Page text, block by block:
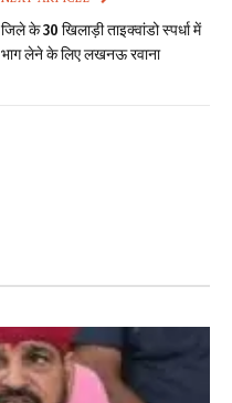
जिले के 30 खिलाड़ी ताइक्वांडो स्पर्धा में
भाग लेने के लिए लखनऊ रवाना